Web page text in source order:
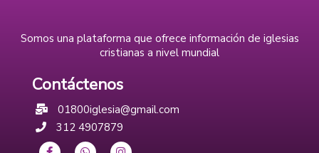
Somos una plataforma que ofrece información de iglesias
cristianas a nivel mundial
Contáctenos
01800iglesia@gmail.com
312 4907879